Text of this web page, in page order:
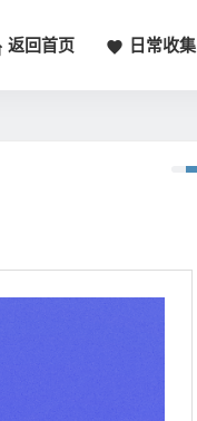
返回首页 日常收集